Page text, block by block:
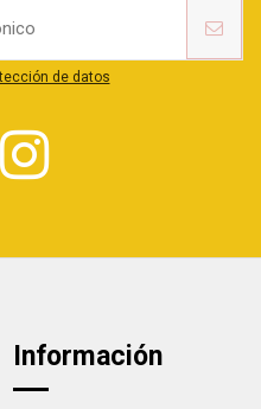
de datos
Información